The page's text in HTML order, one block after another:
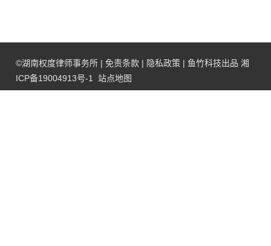
©湖南权度律师事务所 |免责条款 | 隐私政策 | 鱼竹科技出品 湘
ICP备19004913号-1 站点地图